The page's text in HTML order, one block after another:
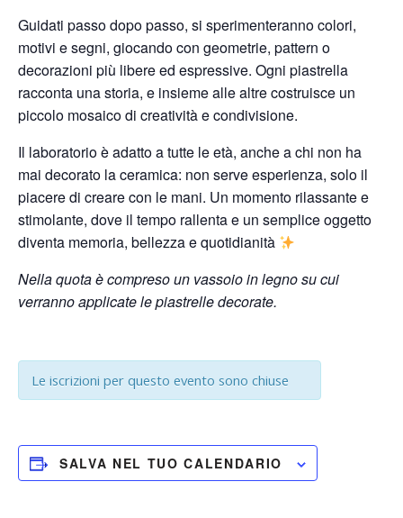
Guidati passo dopo passo, si sperimenteranno colori,
motivi e segni, giocando con geometrie, pattern o
decorazioni più libere ed espressive. Ogni piastrella
racconta una storia, e insieme alle altre costruisce un
piccolo mosaico di creatività e condivisione.
Il laboratorio è adatto a tutte le età, anche a chi non ha
mai decorato la ceramica: non serve esperienza, solo il
piacere di creare con le mani. Un momento rilassante e
stimolante, dove il tempo rallenta e un semplice oggetto
diventa memoria, bellezza e quotidianità
Nella quota è compreso un vassoio in legno su cui
verranno applicate le piastrelle decorate.
Le iscrizioni per questo evento sono chiuse
SALVA NEL TUO CALENDARIO